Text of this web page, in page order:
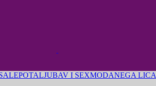
LEPOTALJUBAV I SEXMODANEGA LICA